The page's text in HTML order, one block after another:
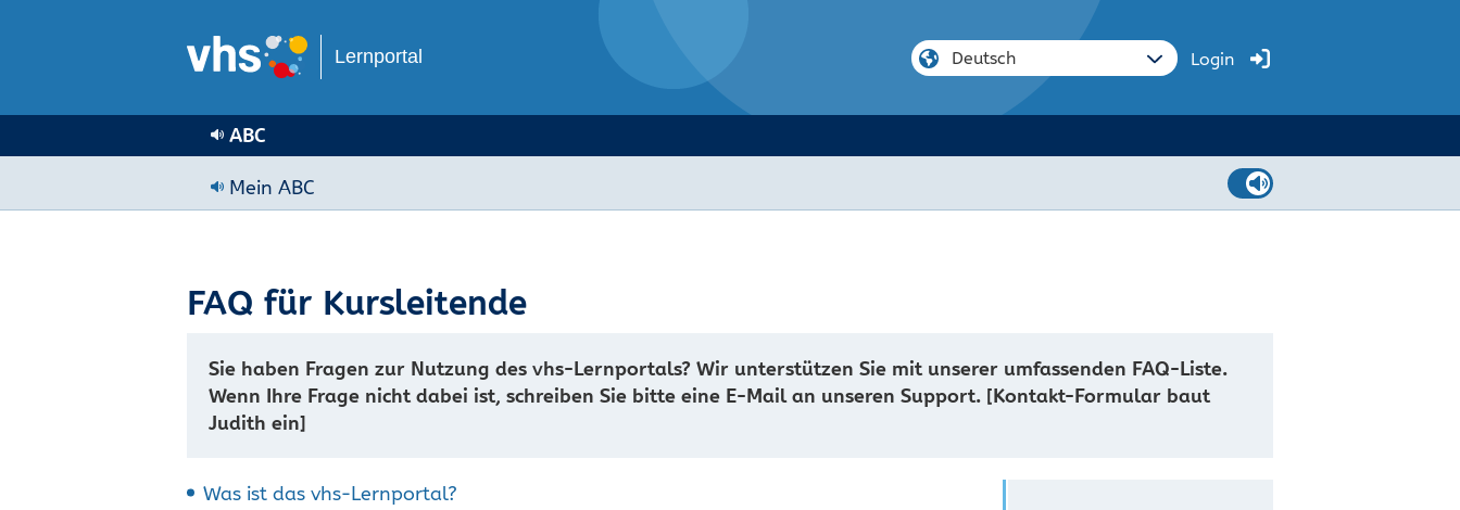
Lernportal Login
ABC
Mein ABC
FAQ für Kursleitende
Sie haben Fragen zur Nutzung des vhs-Lernportals? Wir unterstützen Sie mit unserer umfassenden FAQ-Liste.
Wenn Ihre Frage nicht dabei ist, schreiben Sie bitte eine E-Mail an unseren Support. [Kontakt-Formular baut
Judith ein]
Was ist das vhs-Lernportal?